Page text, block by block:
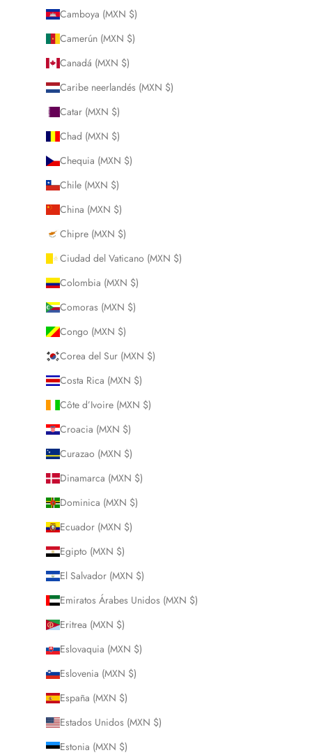
Camboya (MXN $)
Camerún (MXN $)
Canadá (MXN $)
Caribe neerlandés (MXN $)
Catar (MXN $)
Chad (MXN $)
Chequia (MXN $)
Chile (MXN $)
China (MXN $)
Chipre (MXN $)
Ciudad del Vaticano (MXN $)
Colombia (MXN $)
Comoras (MXN $)
Congo (MXN $)
Corea del Sur (MXN $)
Costa Rica (MXN $)
Côte d’Ivoire (MXN $)
Croacia (MXN $)
Curazao (MXN $)
Dinamarca (MXN $)
Dominica (MXN $)
Ecuador (MXN $)
Egipto (MXN $)
El Salvador (MXN $)
Emiratos Árabes Unidos (MXN $)
Eritrea (MXN $)
Eslovaquia (MXN $)
Eslovenia (MXN $)
España (MXN $)
Estados Unidos (MXN $)
Estonia (MXN $)